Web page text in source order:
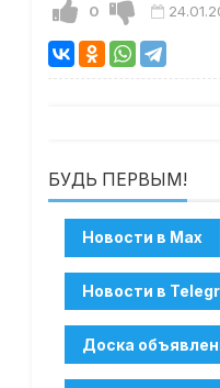
0
БУДЬ ПЕРВЫМ!